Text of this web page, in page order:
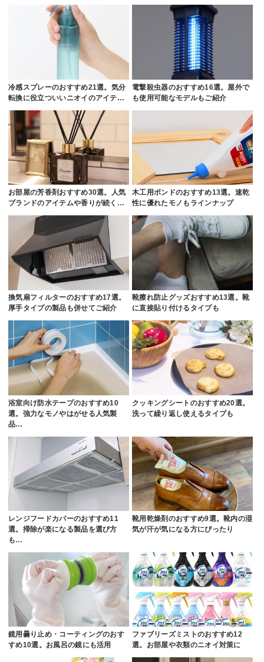
冷感スプレーのおすすめ21選。気分
転換に役立ついいニオイのアイテ…
電撃殺虫器のおすすめ16選。屋外で
も使用可能なモデルもご紹介
お部屋の芳香剤おすすめ30選。人気
ブランドのアイテムや香りが続く…
木工用ボンドのおすすめ13選。速乾
性に優れたモノもラインナップ
換気扇フィルターのおすすめ17選。
厚手タイプの製品も併せてご紹介
靴擦れ防止グッズおすすめ13選。靴
に直接貼り付けるタイプも
浴室向け防水テープのおすすめ10
選。強力なモノやはがせる人気製
品…
クッキングシートのおすすめ20選。
洗って繰り返し使えるタイプも
レンジフードカバーのおすすめ11
選。掃除が楽になる製品を選び方
も…
靴用乾燥剤のおすすめ9選。靴内の湿
気が汗が気になる方にぴったり
鏡用曇り止め・コーティングのおす
すめ10選。お風呂の鏡にも活用
ファブリーズミストのおすすめ12
選。お部屋や衣類のニオイ対策に